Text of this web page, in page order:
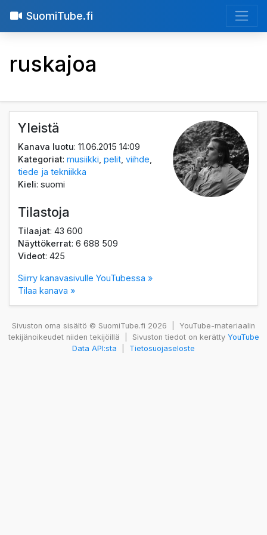
SuomiTube.fi
ruskajoa
Yleistä
Kanava luotu: 11.06.2015 14:09
Kategoriat:musiikki ,pelit ,viihde
tiede ja tekniikka
Kieli: suomi
Tilastoja
Tilaajat: 43 600
Näyttökerrat: 6 688 509
Videot: 425
Siirry kanavasivulle YouTubessa »
Tilaa kanava »
Sivuston oma sisältö © SuomiTube.fi 2026
YouTube-materiaalin
tekijänoikeudet niiden tekijöillä
Sivuston tiedot on kerätty YouTube
Data API:sta
Tietosuojaseloste